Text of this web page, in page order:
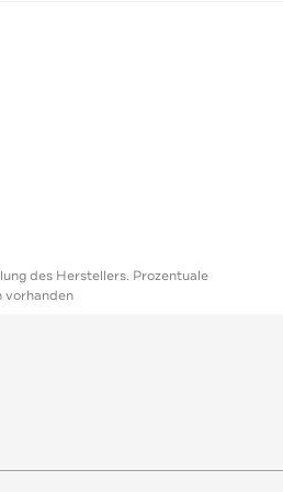
des Herstellers. Prozentuale
vorhanden